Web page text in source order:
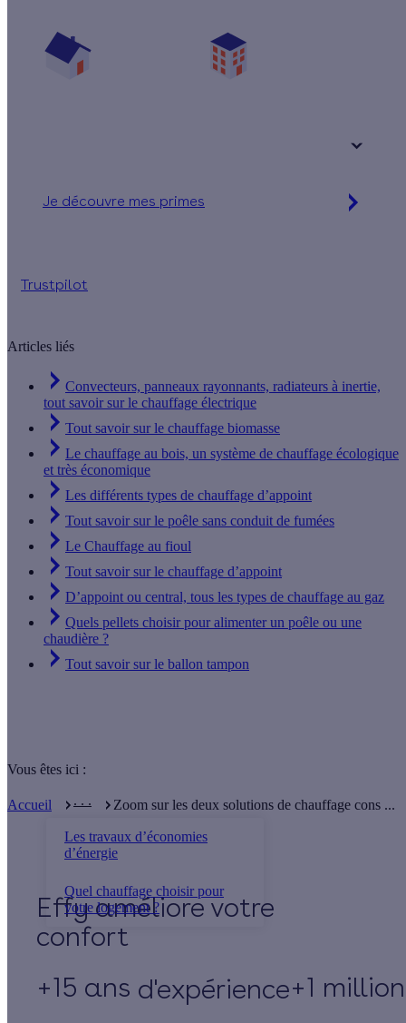
Je découvre mes primes
Trustpilot
Articles liés
Convecteurs, panneaux rayonnants, radiateurs à inertie,
tout savoir sur le chauffage électrique
Tout savoir sur le chauffage biomasse
Le chauffage au bois, un système de chauffage écologique
et très économique
Les différents types de chauffage d’appoint
Tout savoir sur le poêle sans conduit de fumées
Le Chauffage au fioul
Tout savoir sur le chauffage d’appoint
D’appoint ou central, tous les types de chauffage au gaz
Quels pellets choisir pour alimenter un poêle ou une
chaudière ?
Tout savoir sur le ballon tampon
Vous êtes ici :
Accueil . . .
Les travaux d’économies
d’énergie
Quel chauffage choisir pour
votre logement ?
Zoom sur les deux solutions de chauffage cons ...
Effy
+15 ans d'expérience+1